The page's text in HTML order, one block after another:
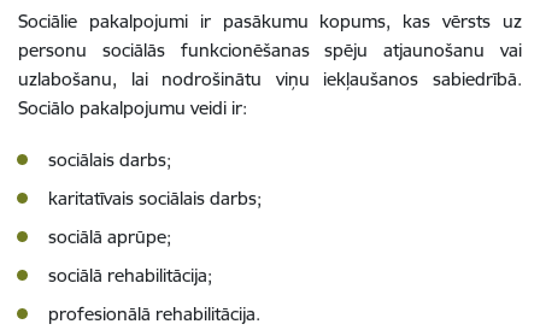
Sociālie pakalpojumi ir pasākumu kopums, kas vērsts uz
personu sociālās funkcionēšanas spēju atjaunošanu vai
uzlabošanu, lai nodrošinātu viņu iekļaušanos sabiedrībā.
Sociālo pakalpojumu veidi ir:
sociālais darbs;
karitatīvais sociālais darbs;
sociālā aprūpe;
sociālā rehabilitācija;
profesionālā rehabilitācija.